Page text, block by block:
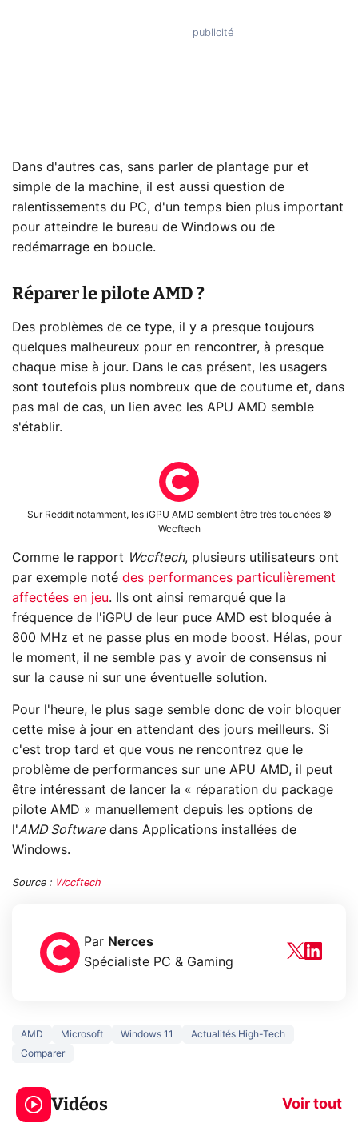
Dans d'autres cas, sans parler de plantage pur et
simple de la machine, il est aussi question de
ralentissements du PC, d'un temps bien plus important
pour atteindre le bureau de Windows ou de
redémarrage en boucle.
Réparer le pilote AMD ?
Des problèmes de ce type, il y a presque toujours
quelques malheureux pour en rencontrer, à presque
chaque mise à jour. Dans le cas présent, les usagers
sont toutefois plus nombreux que de coutume et, dans
pas mal de cas, un lien avec les APU AMD semble
s'établir.
Sur Reddit notamment, les iGPU AMD semblent être très touchées ©
Wccftech
Comme le rapport Wccftech, plusieurs utilisateurs ont
par exemple noté des performances particulièrement
affectées en jeu. Ils ont ainsi remarqué que la
fréquence de l'iGPU de leur puce AMD est bloquée à
800 MHz et ne passe plus en mode boost. Hélas, pour
le moment, il ne semble pas y avoir de consensus ni
sur la cause ni sur une éventuelle solution.
Pour l'heure, le plus sage semble donc de voir bloquer
cette mise à jour en attendant des jours meilleurs. Si
c'est trop tard et que vous ne rencontrez que le
problème de performances sur une APU AMD, il peut
être intéressant de lancer la « réparation du package
pilote AMD » manuellement depuis les options de
l'AMD Softwaredans Applications installées de
Windows.
Source : Wccftech
Par Nerces
Spécialiste PC & Gaming
AMD Microsoft Windows 11
Actualités High-Tech
Comparer
Vidéos Voir tout
5 générations de
jeux dans la
prochaine Xbox !
navigation